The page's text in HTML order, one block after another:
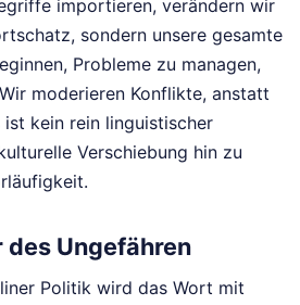
importieren, verändern wir
sondern unsere gesamte
Probleme zu managen,
moderieren Konflikte, anstatt
ist kein rein linguistischer
Verschiebung hin zu
Ungefähren
Politik wird das Wort mit